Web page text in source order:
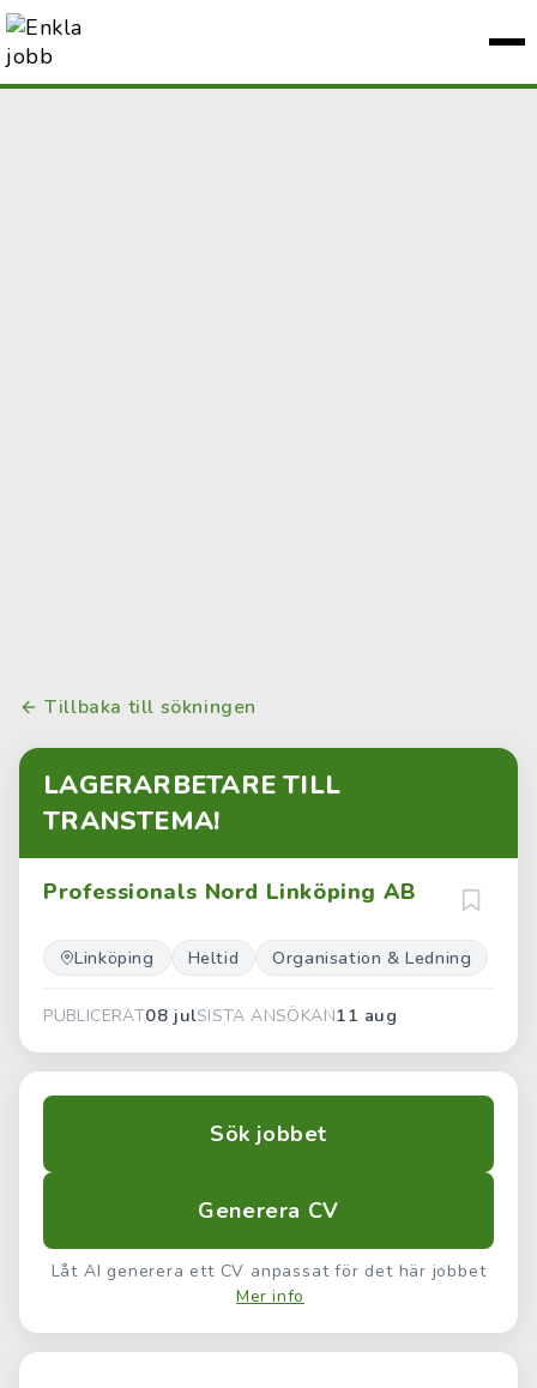
Tillbaka till sökningen
LAGERARBETARE TILL
TRANSTEMA!
Professionals Nord Linköping AB
Linköping Heltid Organisation & Ledning
PUBLICERAT08 julSISTA ANSÖKAN11 aug
Sök jobbet
Generera CV
Låt AI generera ett CV anpassat för det här jobbet
Mer info